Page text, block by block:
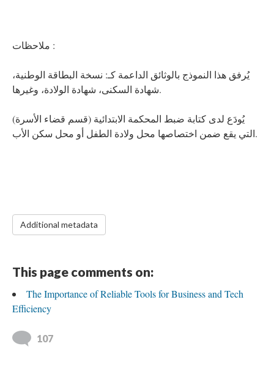
ملاحظات :
يُرفق هذا النموذج بالوثائق الداعمة كـ: نسخة البطاقة الوطنية،
شهادة السكنى، شهادة الولادة، وغيرها.
يُودَع لدى كتابة ضبط المحكمة الابتدائية (قسم قضاء الأسرة)
التي يقع ضمن اختصاصها محل ولادة الطفل أو محل سكن الأب.
Additional metadata
This page comments on:
The Importance of Reliable Tools for Business and Tech
Efficiency
107